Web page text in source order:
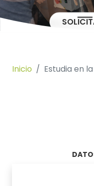
Inicio Estudia en